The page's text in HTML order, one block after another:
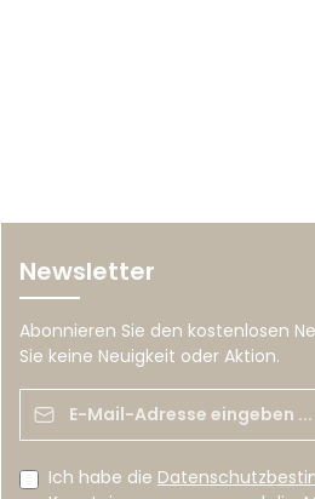
Newsletter
Abonnieren Sie den kostenlosen
Sie keine Neuigkeit oder Aktion.
Ich habe die